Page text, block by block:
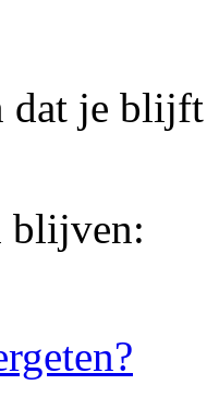
dat je blijft
blijven: